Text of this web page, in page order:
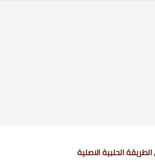
الحلبية الاصلية